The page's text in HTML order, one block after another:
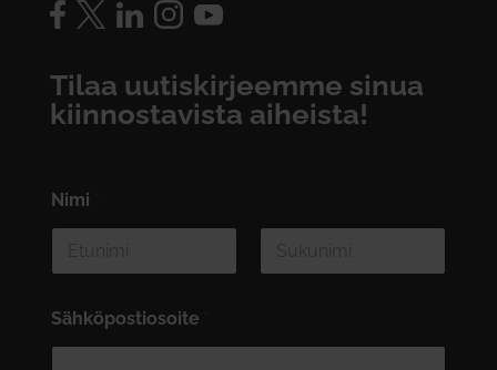
Tilaa uutiskirjeemme sinua
kiinnostavista aiheista!
Nimi *
Sähköpostiosoite *